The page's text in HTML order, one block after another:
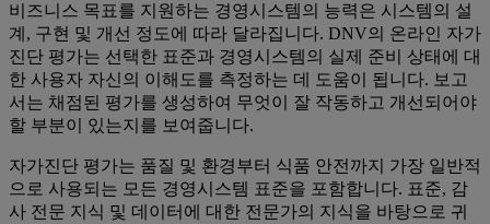
비즈니스 목표를 지원하는 경영시스템의 능력은 시스템의 설
계, 구현 및 개선 정도에 따라 달라집니다. DNV의 온라인 자가
진단 평가는 선택한 표준과 경영시스템의 실제 준비 상태에 대
한 사용자 자신의 이해도를 측정하는 데 도움이 됩니다. 보고
서는 채점된 평가를 생성하여 무엇이 잘 작동하고 개선되어야
할 부분이 있는지를 보여줍니다.
자가진단 평가는 품질 및 환경부터 식품 안전까지 가장 일반적
으로 사용되는 모든 경영시스템 표준을 포함합니다. 표준, 감
사 전문 지식 및 데이터에 대한 전문가의 지식을 바탕으로 귀